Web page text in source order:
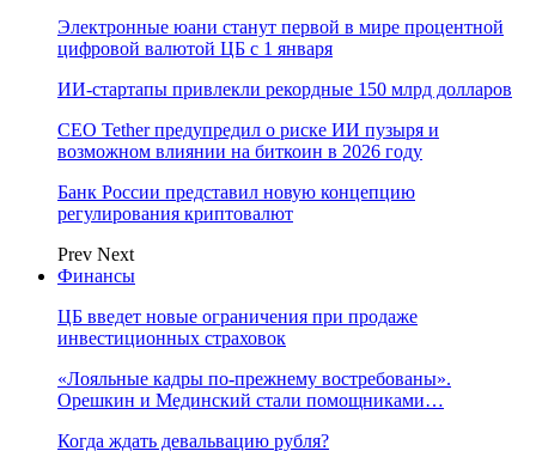
Электронные юани станут первой в мире процентной
цифровой валютой ЦБ с 1 января
ИИ-стартапы привлекли рекордные 150 млрд долларов
CEO Tether предупредил о риске ИИ пузыря и
возможном влиянии на биткоин в 2026 году
Банк России представил новую концепцию
регулирования криптовалют
Prev Next
Финансы
ЦБ введет новые ограничения при продаже
инвестиционных страховок
«Лояльные кадры по-прежнему востребованы».
Орешкин и Мединский стали помощниками…
Когда ждать девальвацию рубля?